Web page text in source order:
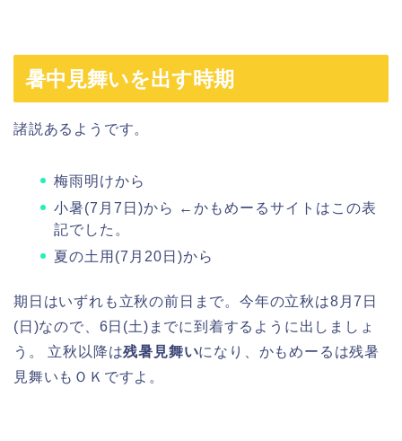
暑中見舞いを出す時期
諸説あるようです。
梅雨明けから
小暑(7月7日)から ←かもめーるサイトはこの表
記でした。
夏の土用(7月20日)から
期日はいずれも立秋の前日まで。今年の立秋は8月7日
(日)なので、6日(土)までに到着するように出しましょ
う。 立秋以降は残暑見舞いになり、かもめーるは残暑
見舞いもＯＫですよ。